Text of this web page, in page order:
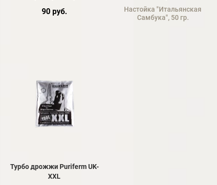
90 руб.
Настойка "Итальянская
Самбука", 50 гр.
Турбо дрожжи Puriferm UK-
XXL